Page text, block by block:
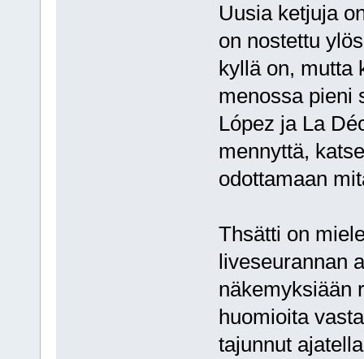
Uusia ketjuja
on nostettu
kyllä on, mutta
menossa pieni
López ja La
mennyttä,
odottamaan
Thsätti on
liveseurannan
näkemyksiään
huomioita
tajunnut